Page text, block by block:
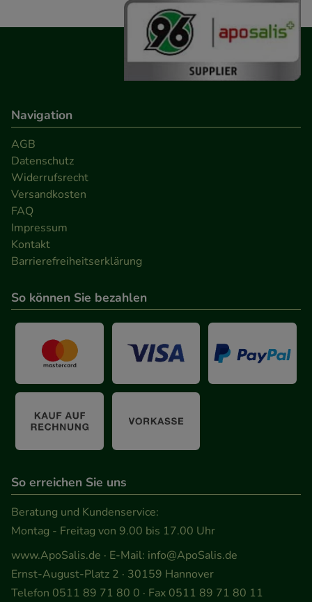
Navigation
AGB
Datenschutz
Widerrufsrecht
Versandkosten
FAQ
Impressum
Kontakt
Barrierefreiheitserklärung
So können Sie bezahlen
So erreichen Sie uns
Beratung und Kundenservice:
Montag - Freitag von 9.00 bis 17.00 Uhr
www.ApoSalis.de · E-Mail: info@ApoSalis.de
Ernst-August-Platz 2 · 30159 Hannover
Telefon 0511 89 71 80 0 · Fax 0511 89 71 80 11